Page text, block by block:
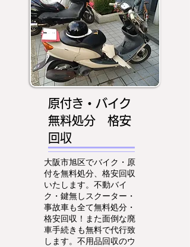
原付き・バイク
無料処分 格安
回収
大阪市旭区でバイク・原
付を無料処分、格安回収
いたします。不動バイ
ク・鍵無しスクーター・
事故車も全て無料処分・
格安回収！また面倒な廃
車手続きも無料で代行致
します。不用品回収のウ